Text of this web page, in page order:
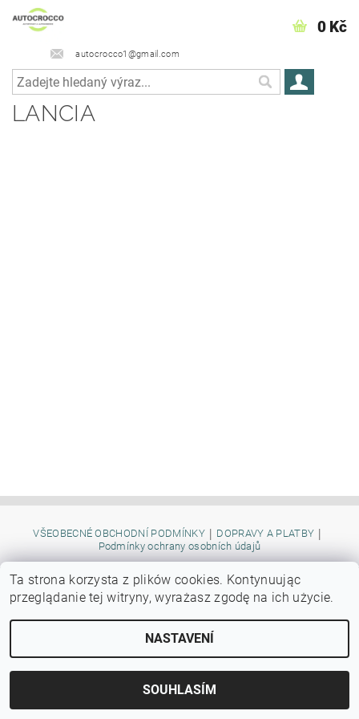
autocrocco1@gmail.com
0 Kč
LANCIA
VŠEOBECNÉ OBCHODNÍ PODMÍNKY | DOPRAVY A PLATBY |
Podmínky ochrany osobních údajů
2026 ©Autocrocco, všechna práva vyhrazenaUpravit nastavení cookies
Ta strona korzysta z plików cookies. Kontynuując
przeglądanie tej witryny, wyrażasz zgodę na ich użycie.
NASTAVENÍ
SOUHLASÍM